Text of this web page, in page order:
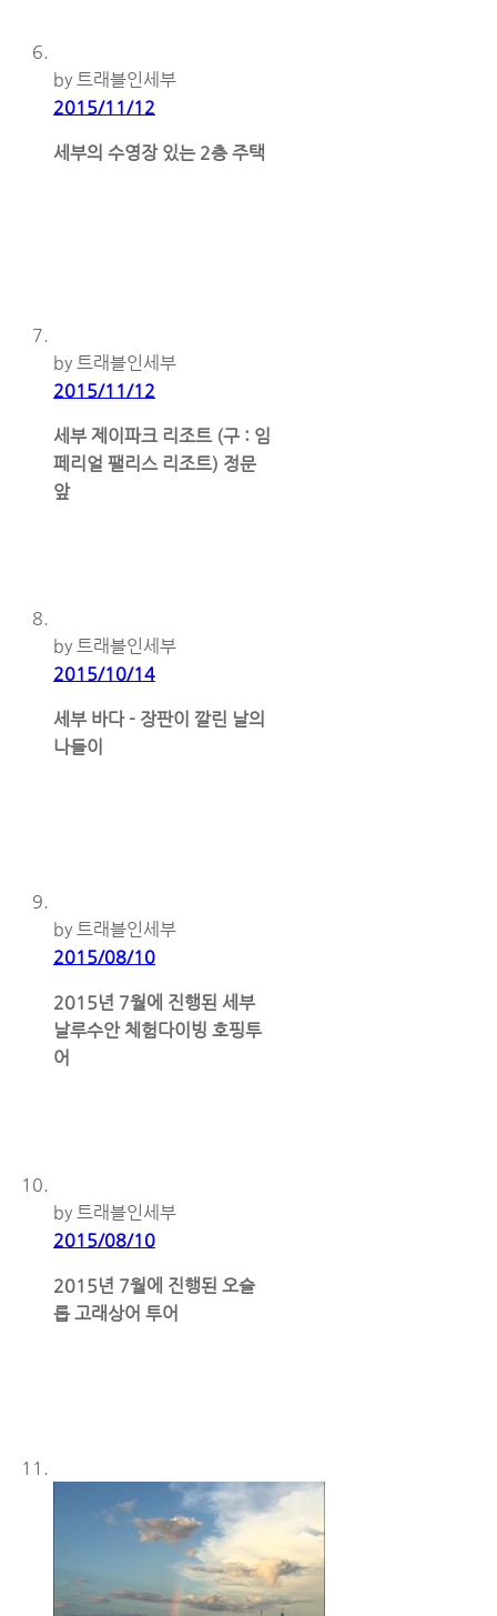
by 트래블인세부
2015/11/12
세부의 수영장 있는 2층 주택
by 트래블인세부
2015/11/12
세부 제이파크 리조트 (구 : 임
페리얼 팰리스 리조트) 정문
앞
by 트래블인세부
2015/10/14
세부 바다 - 장판이 깔린 날의
나들이
by 트래블인세부
2015/08/10
2015년 7월에 진행된 세부
날루수안 체험다이빙 호핑투
어
by 트래블인세부
2015/08/10
2015년 7월에 진행된 오슬
롭 고래상어 투어